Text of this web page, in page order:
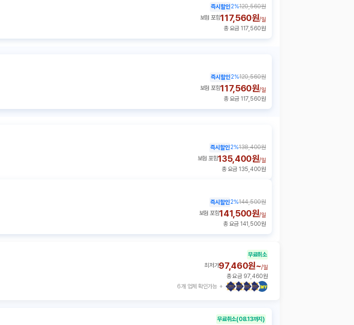
즉시할인2%120,560원
보험 포함117,560원/일
총 요금 117,560원
즉시할인2%120,560원
보험 포함117,560원/일
총 요금 117,560원
즉시할인2%138,400원
보험 포함135,400원/일
총 요금 135,400원
즉시할인2%144,500원
보험 포함141,500원/일
총 요금 141,500원
6개 업체 확인가능
무료취소
최저가97,460원~/일
총 요금 97,460원
무료취소(08.13까지)